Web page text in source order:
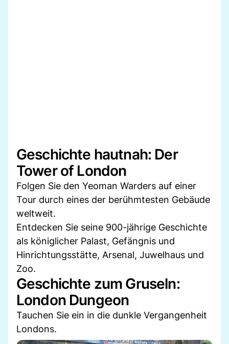
Geschichte hautnah: Der
Tower of London
Folgen Sie den Yeoman Warders auf einer
Tour durch eines der berühmtesten Gebäude
weltweit.
Entdecken Sie seine 900-jährige Geschichte
als königlicher Palast, Gefängnis und
Hinrichtungsstätte, Arsenal, Juwelhaus und
Zoo.
Geschichte zum Gruseln:
London Dungeon
Tauchen Sie ein in die dunkle Vergangenheit
Londons.